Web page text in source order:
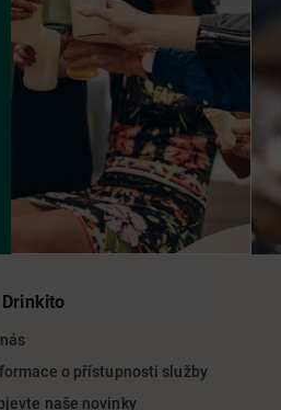
Drinkito
o přístupnosti služby
naše novinky